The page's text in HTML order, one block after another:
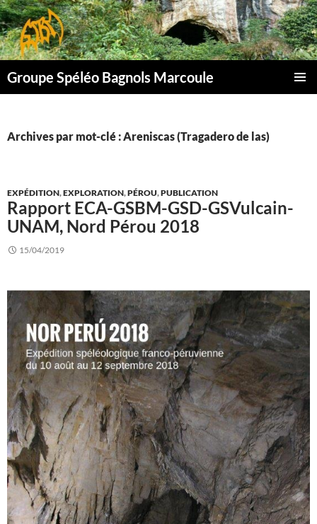
Aller
au
contenu
Groupe Spéléo Bagnols Marcoule
Archives par mot-clé : Areniscas (Tragadero de las)
EXPÉDITION,EXPLORATION,PÉROU,PUBLICATION
Rapport ECA-GSBM-GSD-GSVulcain-
UNAM, Nord Pérou 2018
15/04/2019